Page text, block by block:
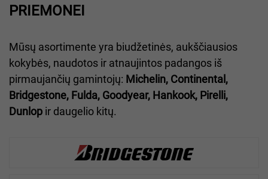
PRIEMONEI
Mūsų asortimente yra biudžetinės, aukščiausios
kokybės, naudotos ir atnaujintos padangos iš
pirmaujančių gamintojų: Michelin, Continental,
Bridgestone, Fulda, Goodyear, Hankook, Pirelli,
Dunlop ir daugelio kitų.